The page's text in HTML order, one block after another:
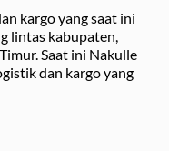
kargo yang saat ini
lintas kabupaten,
Saat ini Nakulle
dan kargo yang